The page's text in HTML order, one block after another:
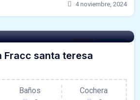
4 noviembre, 2024
Casa For Venta
Fracc santa teresa
Baños
Cochera